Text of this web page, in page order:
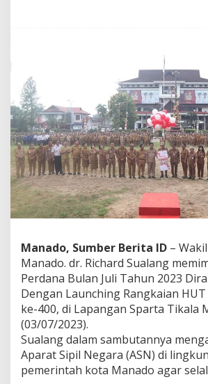
a
B
u
l
a
n
J
u
l
i
,
w
a
i
S
u
l
a
n
g
Manado, Sumber Berita ID –
Manado. dr. Richard Sualang
Perdana Bulan Juli Tahun 2023
Dengan Launching Rangkaian
ke-400, di Lapangan Sparta Tikala
(03/07/2023).
Sualang dalam sambutannya
Aparat Sipil Negara (ASN) di
pemerintah kota Manado agar